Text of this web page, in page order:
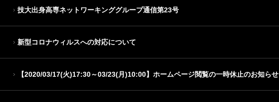
技大出身高専ネットワーキンググループ通信第23号
新型コロナウィルスへの対応について
【2020/03/17(火)17:30～03/23(月)10:00】ホームページ閲覧の一時休止のお知らせ